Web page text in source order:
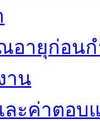
อายุก่อน
าน
ละค่าตอบ